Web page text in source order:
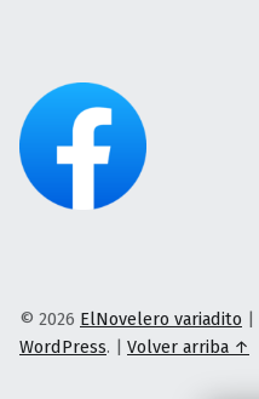
© 2026 ElNovelero variadito |
WordPress. | Volver arriba ↑